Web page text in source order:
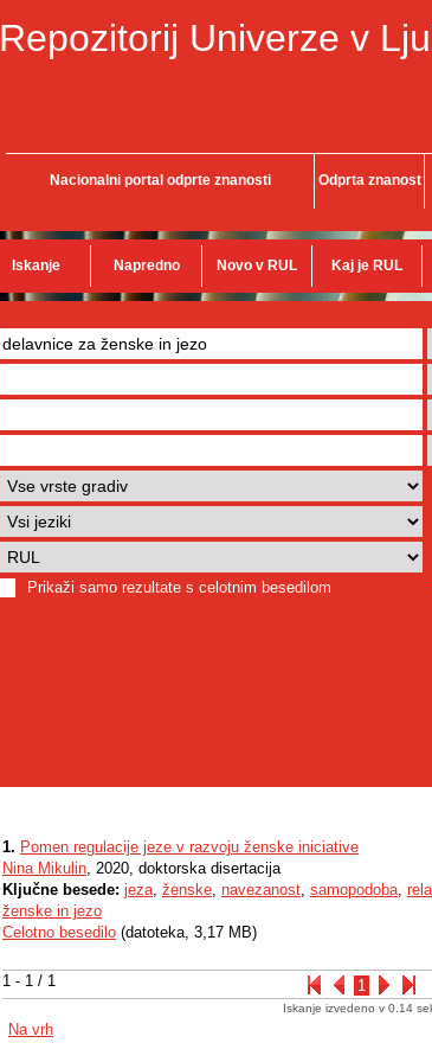
Repozitorij Univerze v
Nacionalni portal odprte znanosti Odprta znanost
Iskanje Napredno Novo v RUL Kaj je RUL
Prikaži samo rezultate s celotnim besedilom
1 - 1 / 1 1
1. Pomen regulacije jeze v razvoju ženske iniciative
Nina Mikulin, 2020, doktorska disertacija
Ključne besede: jeza, ženske, navezanost, samopodoba,
ženske in jezo
Celotno besedilo (datoteka, 3,17 MB)
Iskanje izvedeno v 0.14
Na vrh